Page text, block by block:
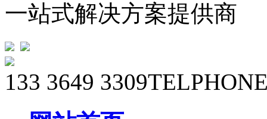
一站式解决方案提供商
133 3649 3309